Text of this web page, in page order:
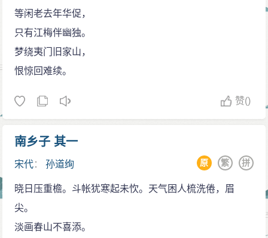
等闲老去年华促，
只有江梅伴幽独。
梦绕夷门旧家山，
恨惊回难续。
赞()
南乡子 其一
宋代：孙道绚 拼
繁
原
晓日压重檐。斗帐犹寒起未忺。天气困人梳洗倦，眉
尖。
淡画春山不喜添。